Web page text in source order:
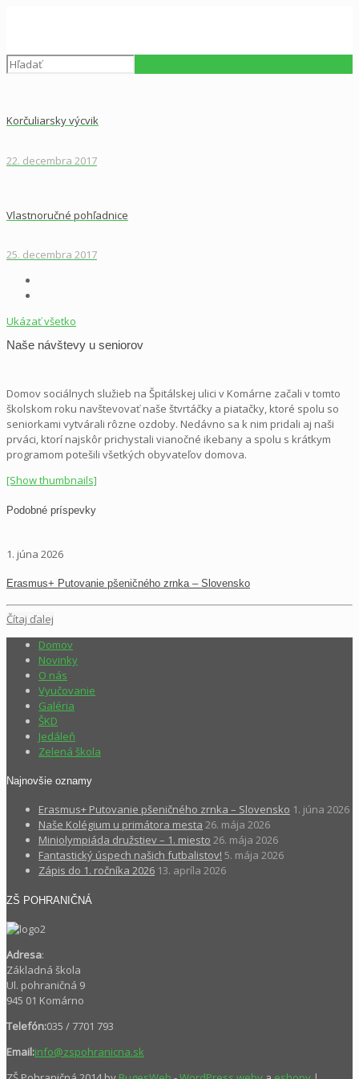
Korčuliarsky výcvik
22. decembra 2017
Vlastnoručné pohľadnice
25. decembra 2017
Ukázať všetko
Naše návštevy u seniorov
Domov sociálnych služieb na Špitálskej ulici v Komárne začali v tomto
školskom roku navštevovať naše štvrtáčky a piatačky, ktoré spolu so
seniorkami vytvárali rôzne ozdoby. Nedávno sa k nim pridali aj naši
prváci, ktorí najskôr prichystali vianočné ikebany a spolu s krátkym
programom potešili všetkých obyvateľov domova.
[Show thumbnails]
Podobné príspevky
1. júna 2026
Erasmus+ Putovanie pšeničného zrnka – Slovensko
Čítaj ďalej
Domov
Novinky
O nás
Vyučovanie
Galéria
ŠKD
Jedáleň
Zelená škola
Najnovšie oznamy
Erasmus+ Putovanie pšeničného zrnka – Slovensko 1. júna 2026
Naše Kolégium u primátora mesta 26. mája 2026
Miniolympiáda družstiev – 1. miesto 26. mája 2026
Fantastický úspech našich futbalistov! 5. mája 2026
Zápis do 1. ročníka 2026 13. apríla 2026
ZŠ POHRANIČNÁ
Adresa:
Základná škola
Ul. pohraničná 9
945 01 Komárno
Telefón:035 / 7701 793
Email:info@zspohranicna.sk